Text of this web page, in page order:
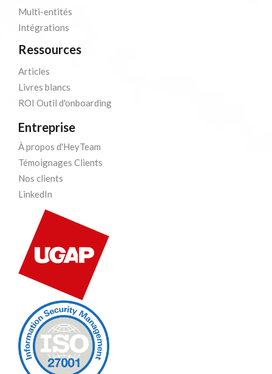
Multi-entités
Intégrations
Ressources
Articles
Livres blancs
ROI Outil d'onboarding
Entreprise
À propos d'HeyTeam
Témoignages Clients
Nos clients
LinkedIn